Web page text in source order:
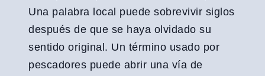
Una palabra local puede sobrevivir siglos
después de que se haya olvidado su
sentido original. Un término usado por
pescadores puede abrir una vía de